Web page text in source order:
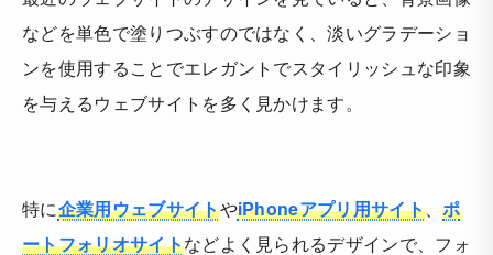
などを単色で塗りつぶすのではなく、淡いグラデーショ
ンを使用することでエレガントでスタイリッシュな印象
を与えるウェブサイトを多く見かけます。
特に企業用ウェブサイトやiPhoneアプリ用サイト、ポ
ートフォリオサイトなどよく見られるデザインで、フォ